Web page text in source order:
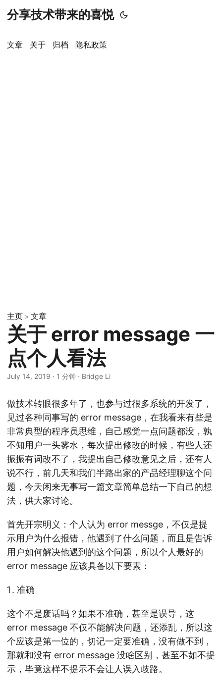
分享技术带来的喜悦
文章 关于 归档 隐私政策
主页 » 文章
关于 error message 一
点个人看法
July 14, 2019 · 1 分钟 · Bridge Li
做技术转眼很多年了，也参与过很多系统的开发了，
见过各种同事写的 error message，在我看来有些是
非常典型的程序员思维，自己感觉一点问题都没，孰
不知用户一头雾水，每次提出修改的时候，有些人还
振振有词改不了，我提出自己修改意见之后，还有人
说不行，前几天和我们半路出家的产品经理聊这个问
题，今天闲来无事写一篇文章简单总结一下自己的想
法，供大家讨论。
首先开宗明义：个人认为 error messge，不仅是提
示用户为什么报错，他遇到了什么问题，而且是告诉
用户如何解决他遇到的这个问题，所以个人最好的
error message 应该具备以下要素：
准确
这个不是废话吗？如果不准确，甚至是误导，这
error message 不仅不能解决问题，还添乱，所以这
个应该是第一位的，切记一定要准确，没有做不到，
那就和没有 error message 没啥区别，甚至不如不提
示，毕竟这样不提示不会让人误入歧路。